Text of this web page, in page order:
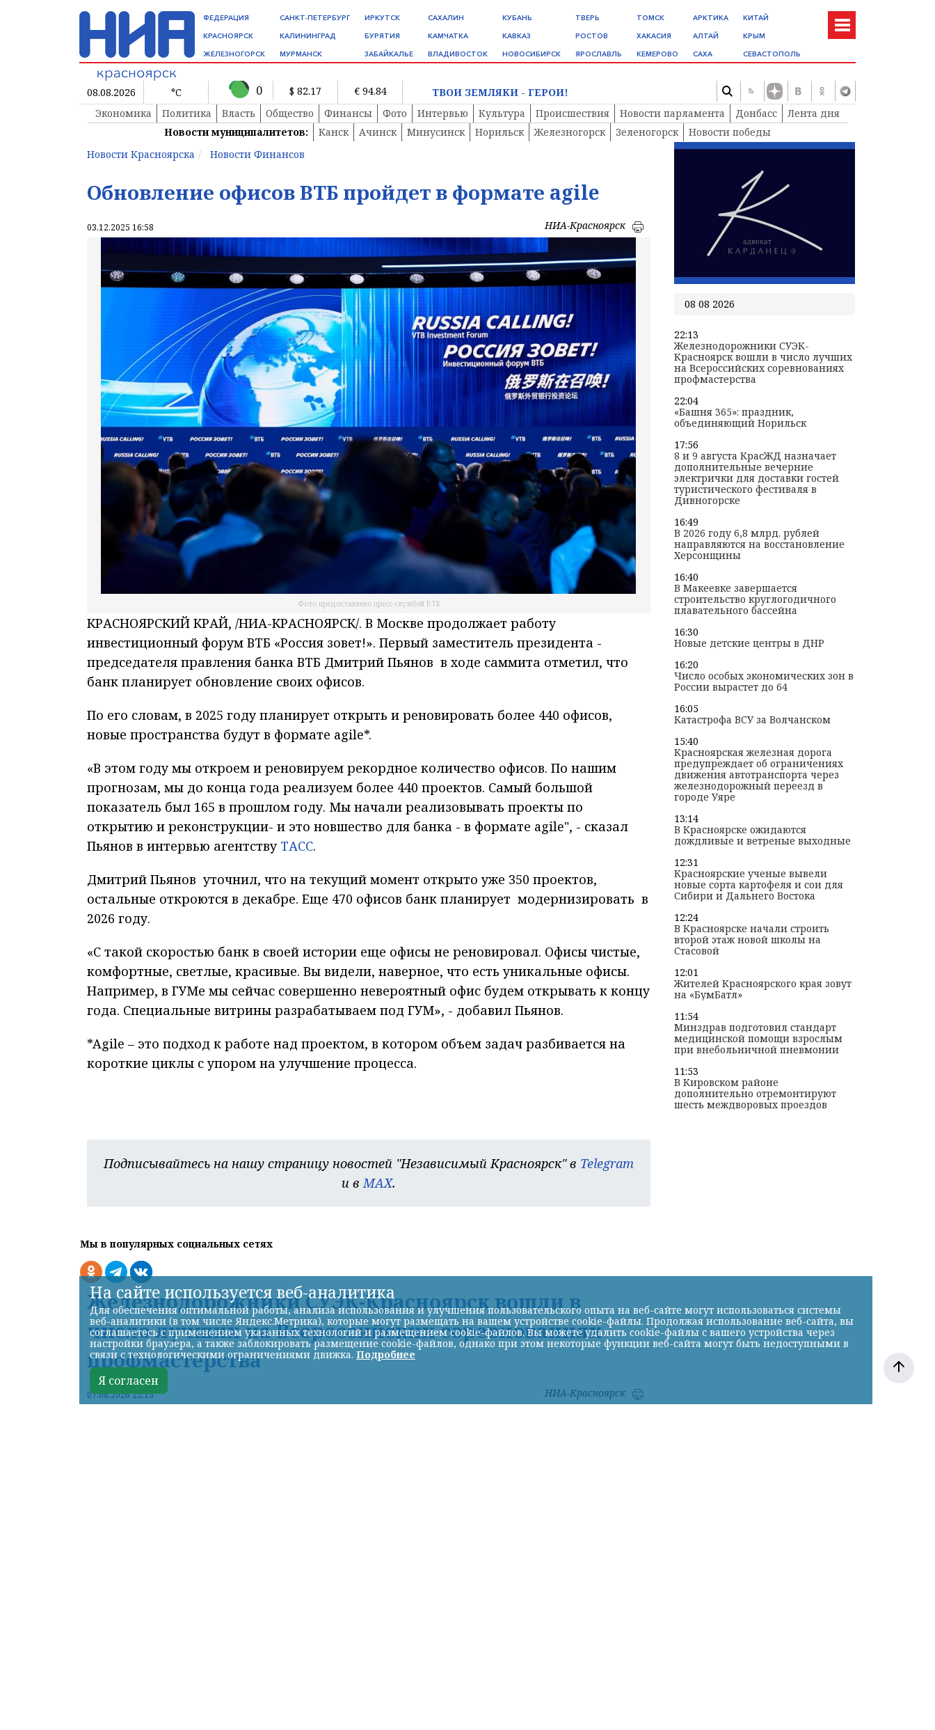
ФЕДЕРАЦИЯ
КРАСНОЯРСК
ЖЕЛЕЗНОГОРСК
САНКТ-ПЕТЕРБУРГ
КАЛИНИНГРАД
МУРМАНСК
ИРКУТСК
БУРЯТИЯ
ЗАБАЙКАЛЬЕ
САХАЛИН
КАМЧАТКА
ВЛАДИВОСТОК
КУБАНЬ
КАВКАЗ
НОВОСИБИРСК
ТВЕРЬ
РОСТОВ
ЯРОСЛАВЛЬ
ТОМСК
ХАКАСИЯ
КЕМЕРОВО
АРКТИКА
АЛТАЙ
САХА
КИТАЙ
КРЫМ
СЕВАСТОПОЛЬ
08.08.2026 °C 0 $ 82.17 € 94.84
ТВОИ ЗЕМЛЯКИ - ГЕРОИ!
Экономика
Политика Власть Общество Финансы Фото Интервью Культура Происшествия Новости парламента Донбасс
Лента дня
Новости муниципалитетов:
Канск Ачинск Минусинск Норильск Железногорск Зеленогорск
Новости победы
Новости Красноярска
Новости Финансов
Обновление офисов ВТБ пройдет в формате agile
03.12.2025 16:58 НИА-Красноярск
Фото предоставлено пресс-службой ВТБ
КРАСНОЯРСКИЙ КРАЙ, /НИА-КРАСНОЯРСК/. В Москве продолжает работу
инвестиционный форум ВТБ «Россия зовет!». Первый заместитель президента -
председателя правления банка ВТБ Дмитрий Пьянов в ходе саммита отметил, что
банк планирует обновление своих офисов.
По его словам, в 2025 году планирует открыть и реновировать более 440 офисов,
новые пространства будут в формате agile*.
«В этом году мы откроем и реновируем рекордное количество офисов. По нашим
прогнозам, мы до конца года реализуем более 440 проектов. Самый большой
показатель был 165 в прошлом году. Мы начали реализовывать проекты по
открытию и реконструкции- и это новшество для банка - в формате agile", - сказал
Пьянов в интервью агентству ТАСС.
Дмитрий Пьянов уточнил, что на текущий момент открыто уже 350 проектов,
остальные откроются в декабре. Еще 470 офисов банк планирует модернизировать в
2026 году.
«С такой скоростью банк в своей истории еще офисы не реновировал. Офисы чистые,
комфортные, светлые, красивые. Вы видели, наверное, что есть уникальные офисы.
Например, в ГУМе мы сейчас совершенно невероятный офис будем открывать к концу
года. Специальные витрины разрабатываем под ГУМ», - добавил Пьянов.
*Agile – это подход к работе над проектом, в котором объем задач разбивается на
короткие циклы с упором на улучшение процесса.
Подписывайтесь на нашу страницу новостей "Независимый Красноярск" в Telegram
и вMAX.
Мы в популярных социальных сетях
Железнодорожники СУЭК-Красноярск вошли в
число лучших на Всероссийских соревнованиях
профмастерства
07.08.2026 22:13 НИА-Красноярск
08 08 2026
22:13
Железнодорожники СУЭК-
Красноярск вошли в число лучших
на Всероссийских соревнованиях
профмастерства
22:04
«Башня 365»: праздник,
объединяющий Норильск
17:56
8 и 9 августа КрасЖД назначает
дополнительные вечерние
электрички для доставки гостей
туристического фестиваля в
Дивногорске
16:49
В 2026 году 6,8 млрд. рублей
направляются на восстановление
Херсонщины
16:40
В Макеевке завершается
строительство круглогодичного
плавательного бассейна
16:30
Новые детские центры в ДНР
16:20
Число особых экономических зон в
России вырастет до 64
16:05
Катастрофа ВСУ за Волчанском
15:40
Красноярская железная дорога
предупреждает об ограничениях
движения автотранспорта через
железнодорожный переезд в
городе Уяре
13:14
В Красноярске ожидаются
дождливые и ветреные выходные
12:31
Красноярские ученые вывели
новые сорта картофеля и сои для
Сибири и Дальнего Востока
12:24
В Красноярске начали строить
второй этаж новой школы на
Стасовой
12:01
Жителей Красноярского края зовут
на «БумБатл»
11:54
Минздрав подготовил стандарт
медицинской помощи взрослым
при внебольничной пневмонии
11:53
В Кировском районе
дополнительно отремонтируют
шесть междворовых проездов
На сайте используется веб-аналитика
Для обеспечения оптимальной работы, анализа использования и улучшения пользовательского опыта на веб-сайте могут использоваться системы
веб-аналитики (в том числе Яндекс.Метрика), которые могут размещать на вашем устройстве cookie-файлы. Продолжая использование веб-сайта, вы
соглашаетесь с применением указанных технологий и размещением cookie-файлов. Вы можете удалить cookie-файлы с вашего устройства через
настройки браузера, а также заблокировать размещение cookie-файлов, однако при этом некоторые функции веб-сайта могут быть недоступными в
связи с технологическими ограничениями движка. Подробнее
Я согласен